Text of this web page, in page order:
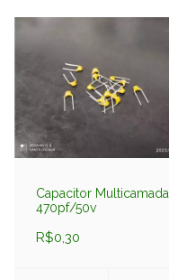
Capacitor Multicamada
470pf/50v
R$0,30